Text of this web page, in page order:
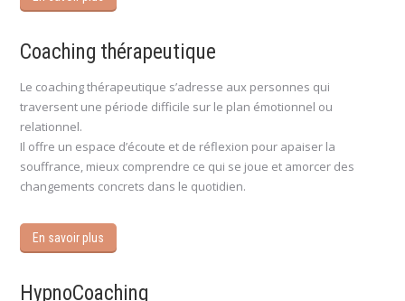
Coaching thérapeutique
Le coaching thérapeutique s’adresse aux personnes qui
traversent une période difficile sur le plan émotionnel ou
relationnel.
Il offre un espace d’écoute et de réflexion pour apaiser la
souffrance, mieux comprendre ce qui se joue et amorcer des
changements concrets dans le quotidien.
En savoir plus
HypnoCoaching